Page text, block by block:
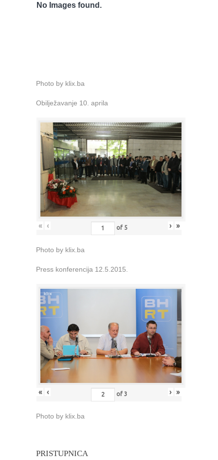
No Images found.
Photo by klix.ba
Obilježavanje 10. aprila
« ‹ of 5 › »
Photo by klix.ba
Press konferencija 12.5.2015.
« ‹ of 3 › »
Photo by klix.ba
PRISTUPNICA